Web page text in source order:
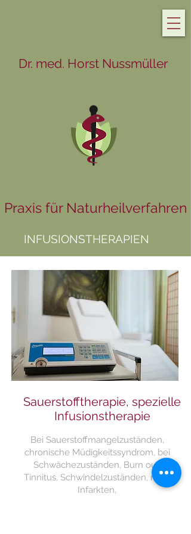
Dr. med. Horst Nussmüller
Praxis für Naturheilverfahren
INFUSIONSTHERAPIEN
Sauerstofftherapie, spezielle
Infusionstherapie
Bei Sauerstoffmangelzuständen,
chronische Müdigkeitssyndrom, bei
Schwächezuständen, Burn out,
Tinnitus, Schwindelzuständen, nach
Infarkten,